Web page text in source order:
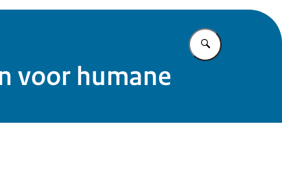
Vul in wat u
voor humane